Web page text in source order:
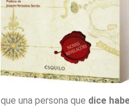
que una persona que dice